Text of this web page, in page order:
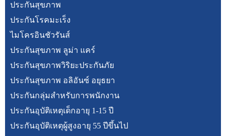
ประกันสุขภาพ
ประกันโรคมะเร็ง
ไมโครอินชัวรันส์
ประกันสุขภาพ ลูม่า แคร์
ประกันสุขภาพวิริยะประกันภัย
ประกันสุขภาพ อลิอันซ์ อยุธยา
ประกันกลุ่มสำหรับการพนักงาน
ประกันอุบัติเหตุเด็กอายุ 1-15 ปี
ประกันอุบัติเหตุผู้สูงอายุ 55 ปีขึ้นไป